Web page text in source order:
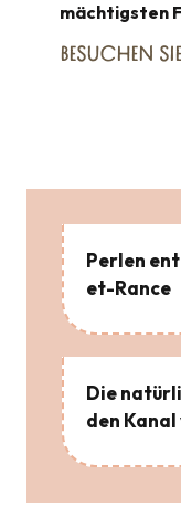
mächtigsten
BESUCHEN SIE
Perlen
et-Rance
Die
den